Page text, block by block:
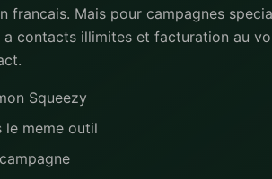
francais. Mais pour campagnes
contacts illimites et facturation au
Squeezy
le meme outil